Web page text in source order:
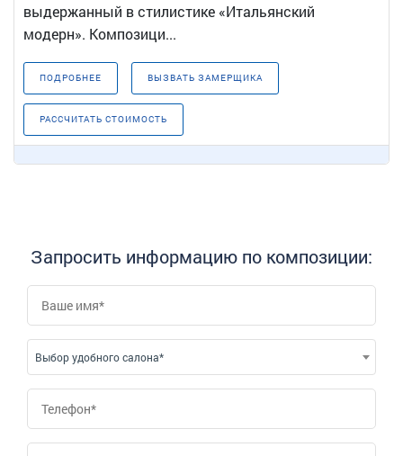
выдержанный в стилистике «Итальянский
модерн». Композици...
ПОДРОБНЕЕ ВЫЗВАТЬ ЗАМЕРЩИКА
РАССЧИТАТЬ СТОИМОСТЬ
Запросить информацию по композиции:
Выбор удобного салона*